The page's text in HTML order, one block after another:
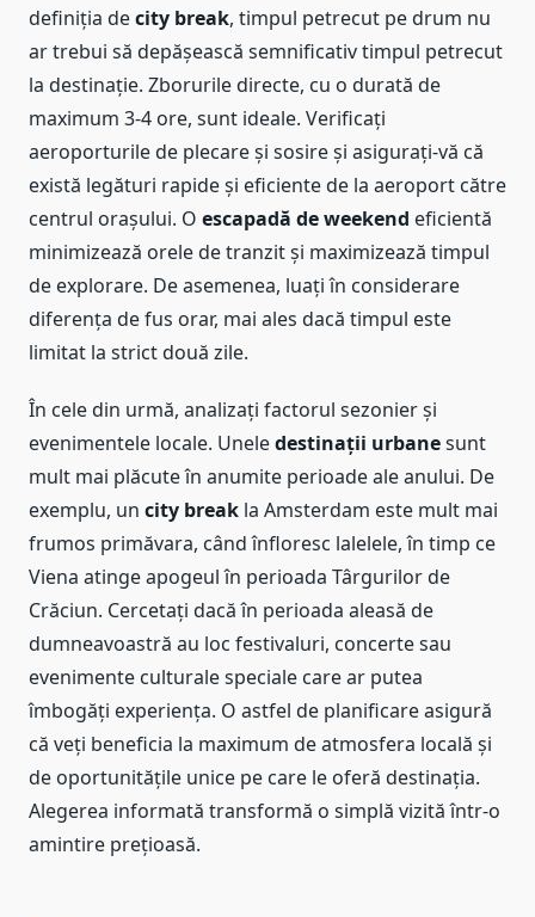
definiția decity break, timpul petrecut pe drum nu
ar trebui să depășească semnificativ timpul petrecut
la destinație. Zborurile directe, cu o durată de
maximum 3-4 ore, sunt ideale. Verificați
aeroporturile de plecare și sosire și asigurați-vă că
există legături rapide și eficiente de la aeroport către
centrul orașului. O escapadă de weekend eficientă
minimizează orele de tranzit și maximizează timpul
de explorare. De asemenea, luați în considerare
diferența de fus orar, mai ales dacă timpul este
limitat la strict două zile.
În cele din urmă, analizați factorul sezonier și
evenimentele locale. Uneledestinații urbanesunt
mult mai plăcute în anumite perioade ale anului. De
exemplu, un city break la Amsterdam este mult mai
frumos primăvara, când înfloresc lalelele, în timp ce
Viena atinge apogeul în perioada Târgurilor de
Crăciun. Cercetați dacă în perioada aleasă de
dumneavoastră au loc festivaluri, concerte sau
evenimente culturale speciale care ar putea
îmbogăți experiența. O astfel de planificare asigură
că veți beneficia la maximum de atmosfera locală și
de oportunitățile unice pe care le oferă destinația.
Alegerea informată transformă o simplă vizită într-o
amintire prețioasă.